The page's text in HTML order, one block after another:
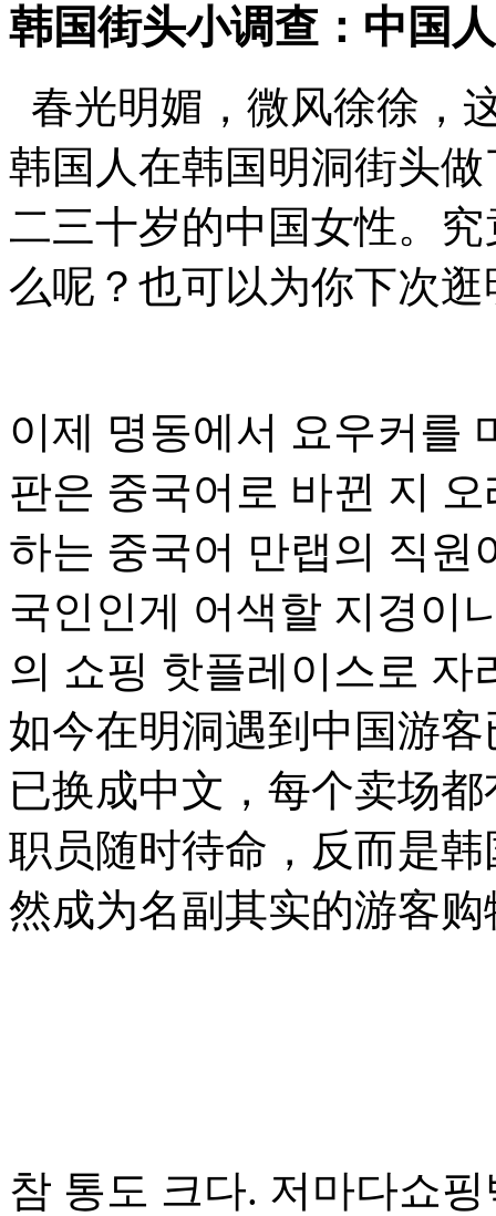
韩国街头小调查：中国
春光明媚，微风徐徐，
韩国人在韩国明洞街头
二三十岁的中国女性。
么呢？也可以为你下次
이제 명동에서 요우커를
판은 중국어로 바뀐 지
하는 중국어 만랩의 직원
국인인게 어색할 지경이
의 쇼핑 핫플레이스로 자
如今在明洞遇到中国游
已换成中文，每个卖场
职员随时待命，反而是
然成为名副其实的游客
참 통도 크다. 저마다쇼